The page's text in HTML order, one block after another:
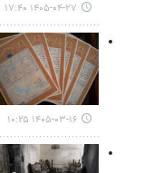
۱۴۰۵-۰۴-۲۷ ۱۷:۴۰
۱۴۰۵-۰۳-۱۶ ۱۰:۲۵